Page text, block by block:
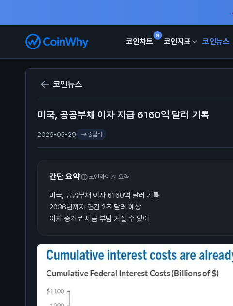
N
코인차트 코인지표 코인뉴스
코인뉴스
미국, 공공부채 이자 지급 6160억 달러 기록
2026-05-29 중립적
간단 요약 코인와이 AI 요약
미국, 공공부채 이자 6160억 달러 기록
2036년까지 연간 2조 달러 예상
이자 증가로 세금 부담 커질 수 있어